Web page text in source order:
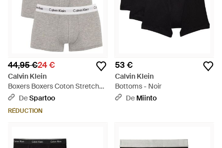
44,95 €24 €
Calvin Klein
Boxers Boxers Coton Stretch
U2664G - Gris
DeSpartoo
RÉDUCTION
53 €
Calvin Klein
Bottoms - Noir
De Miinto